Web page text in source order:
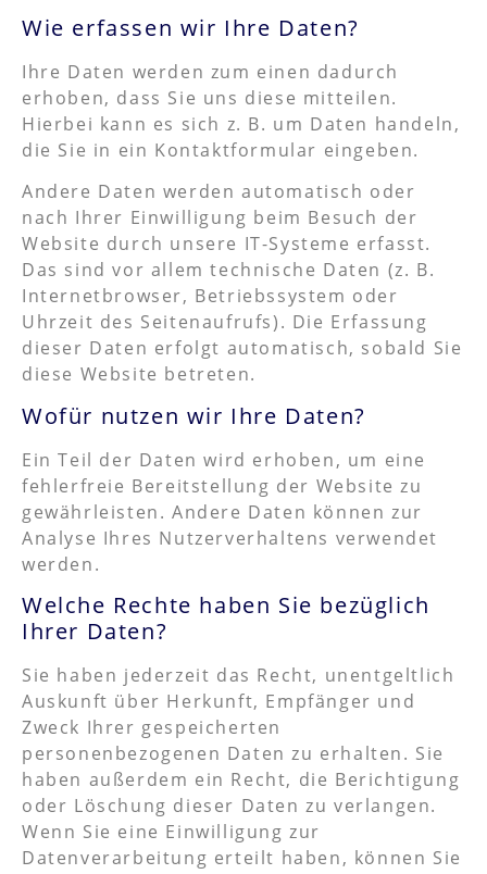
Wie erfassen wir Ihre Daten?
Ihre Daten werden zum einen dadurch
erhoben, dass Sie uns diese mitteilen.
Hierbei kann es sich z. B. um Daten handeln,
die Sie in ein Kontaktformular eingeben.
Andere Daten werden automatisch oder
nach Ihrer Einwilligung beim Besuch der
Website durch unsere IT-Systeme erfasst.
Das sind vor allem technische Daten (z. B.
Internetbrowser, Betriebssystem oder
Uhrzeit des Seitenaufrufs). Die Erfassung
dieser Daten erfolgt automatisch, sobald Sie
diese Website betreten.
Wofür nutzen wir Ihre Daten?
Ein Teil der Daten wird erhoben, um eine
fehlerfreie Bereitstellung der Website zu
gewährleisten. Andere Daten können zur
Analyse Ihres Nutzerverhaltens verwendet
werden.
Welche Rechte haben Sie bezüglich
Ihrer Daten?
Sie haben jederzeit das Recht, unentgeltlich
Auskunft über Herkunft, Empfänger und
Zweck Ihrer gespeicherten
personenbezogenen Daten zu erhalten. Sie
haben außerdem ein Recht, die Berichtigung
oder Löschung dieser Daten zu verlangen.
Wenn Sie eine Einwilligung zur
Datenverarbeitung erteilt haben, können Sie